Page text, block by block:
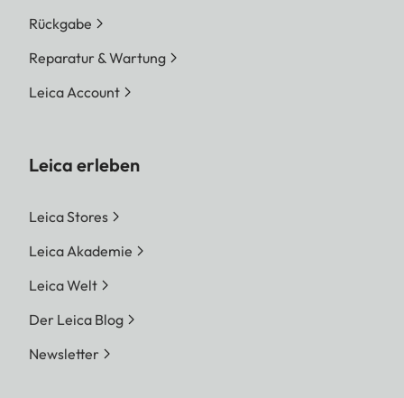
Rückgabe
Reparatur & Wartung
Leica Account
Leica erleben
Leica Stores
Leica Akademie
Leica Welt
Der Leica Blog
Newsletter